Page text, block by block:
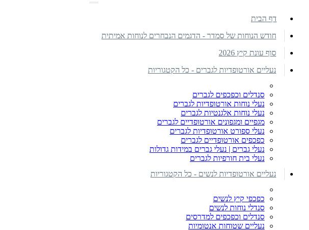
דף הבית
חודש הנוחות של סמדר - הדגמים הנבחרים לנוחות אמיתית
סוף עונת קיץ 2026
נעליים אורטופדיות לגברים - כל הקטגוריות
סנדלים וכפכפים לגברים
נעלי נוחות אורטופדיות לגברים
נעלי נוחות אלגנטיות לגברים
מגפיים ומגפונים אורטופדיים לגברים
נעלי ספורט אורטופדיות לגברים
כפכפים אורטופדיים לגברים
נעלי גברים | נעלי גברים במידות גדולות
נעלי בית חורפיות לגברים
נעליים אורטופדיות לנשים - כל הקטגוריות
כפכפי קיץ לנשים
סנדלי נוחות לנשים
סנדלים וכפכפים למדרסים
נעליים שטוחות אנטומיות